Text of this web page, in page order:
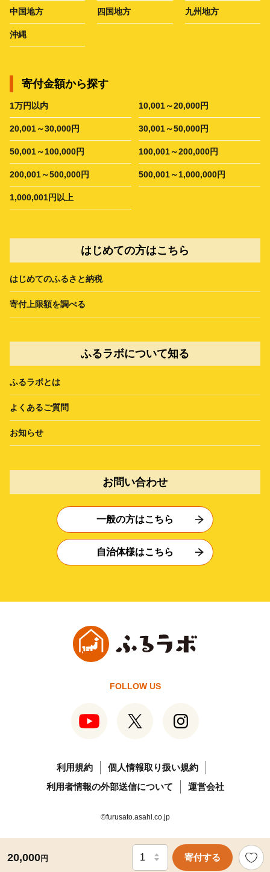
20,000円 寄付する
中国地方 四国地方 九州地方
沖縄
寄付金額から探す
1万円以内 10,001～20,000円
20,001～30,000円 30,001～50,000円
50,001～100,000円 100,001～200,000円
200,001～500,000円 500,001～1,000,000円
1,000,001円以上
はじめての方はこちら
はじめてのふるさと納税
寄付上限額を調べる
ふるラボについて知る
ふるラボとは
よくあるご質問
お知らせ
お問い合わせ
一般の方はこちら
自治体様はこちら
FOLLOW US
利用規約
個人情報取り扱い規約
利用者情報の外部送信について
運営会社
©furusato.asahi.co.jp